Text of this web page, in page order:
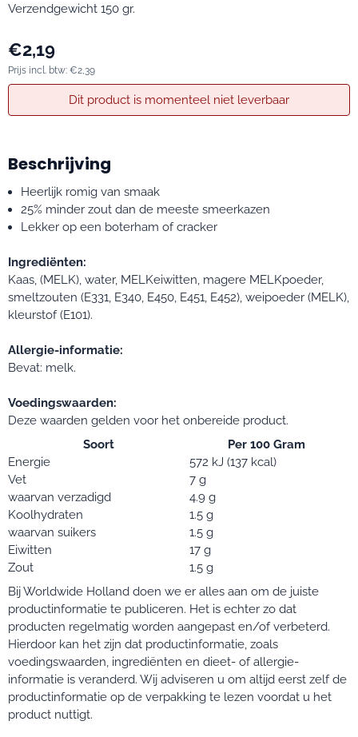
Verzendgewicht 150 gr.
€2,19
Prijs incl. btw: €2,39
Dit product is momenteel niet leverbaar
Beschrijving
Heerlijk romig van smaak
25% minder zout dan de meeste smeerkazen
Lekker op een boterham of cracker
Ingrediënten:
Kaas, (MELK), water, MELKeiwitten, magere MELKpoeder,
smeltzouten (E331, E340, E450, E451, E452), weipoeder (MELK),
kleurstof (E101).
Allergie-informatie:
Bevat: melk.
Voedingswaarden:
Deze waarden gelden voor het onbereide product.
Soort
Per 100 Gram
Energie
572 kJ (137 kcal)
Vet
7 g
waarvan verzadigd
4.9 g
Koolhydraten
1.5 g
waarvan suikers
1.5 g
Eiwitten
17 g
Zout
1.5 g
Bij Worldwide Holland doen we er alles aan om de juiste
productinformatie te publiceren. Het is echter zo dat
producten regelmatig worden aangepast en/of verbeterd.
Hierdoor kan het zijn dat productinformatie, zoals
voedingswaarden, ingrediënten en dieet- of allergie-
informatie is veranderd. Wij adviseren u om altijd eerst zelf de
productinformatie op de verpakking te lezen voordat u het
product nuttigt.